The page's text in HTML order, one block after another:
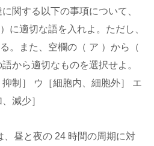
関する以下の事項について、
適切な語を入れよ。ただし、
。また、空欄の（ ア ）から（
から適切なものを選択せよ。
制］ ウ［細胞内、細胞外］ エ
減少］
、昼と夜の 24 時間の周期に対